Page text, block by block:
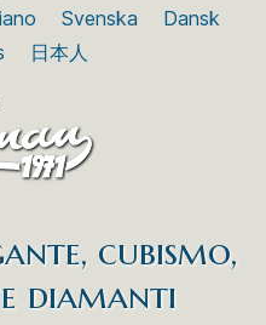
Svenska
Dansk
日本人
cubismo,
diamanti